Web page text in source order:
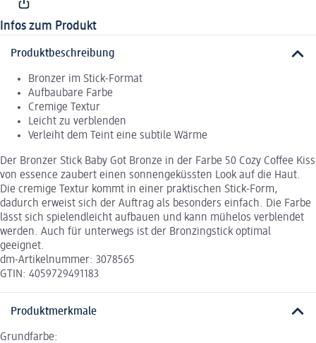
Infos zum Produkt
Produktbeschreibung
Bronzer im Stick-Format
Aufbaubare Farbe
Cremige Textur
Leicht zu verblenden
Verleiht dem Teint eine subtile Wärme
Der Bronzer Stick Baby Got Bronze in der Farbe 50 Cozy Coffee Kiss
von essence zaubert einen sonnengeküssten Look auf die Haut.
Die cremige Textur kommt in einer praktischen Stick-Form,
dadurch erweist sich der Auftrag als besonders einfach. Die Farbe
lässt sich spielendleicht aufbauen und kann mühelos verblendet
werden. Auch für unterwegs ist der Bronzingstick optimal
geeignet.
dm-Artikelnummer: 3078565
GTIN: 4059729491183
Produktmerkmale
Grundfarbe: